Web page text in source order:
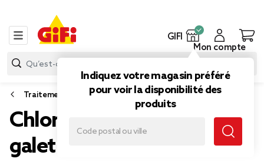
GIFI
Indiquez votre magasin préféré
pour voir la disponibilité des
produits
Mon compte
Traitement piscine et spa
Chlore lent piscine 5kg
galet 200gr